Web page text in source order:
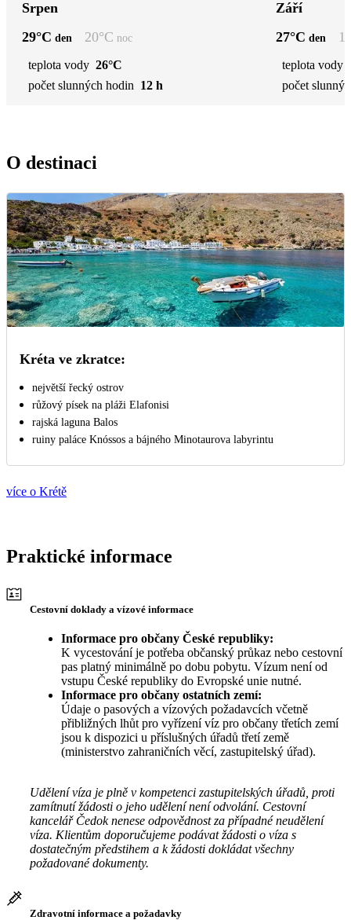
Srpen
29°C den 20°C noc
teplota vody 26°C
počet slunných hodin 12 h
Září
27°C den
teplota vody
počet
O destinaci
Kréta ve zkratce:
největší řecký ostrov
růžový písek na pláži Elafonisi
rajská laguna Balos
ruiny paláce Knóssos a bájného Minotaurova labyrintu
více o Krétě
Praktické informace
Cestovní doklady a vízové informace
Informace pro občany České republiky:
K vycestování je potřeba občanský průkaz nebo cestovní
pas platný minimálně po dobu pobytu. Vízum není od
vstupu České republiky do Evropské unie nutné.
Informace pro občany ostatních zemí:
Údaje o pasových a vízových požadavcích včetně
přibližných lhůt pro vyřízení víz pro občany třetích zemí
jsou k dispozici u příslušných úřadů třetí země
(ministerstvo zahraničních věcí, zastupitelský úřad).
Udělení víza je plně v kompetenci zastupitelských úřadů, proti
zamítnutí žádosti o jeho udělení není odvolání. Cestovní
kancelář Čedok nenese odpovědnost za případné neudělení
víza. Klientům doporučujeme podávat žádosti o víza s
dostatečným předstihem a k žádosti dokládat všechny
požadované dokumenty.
Zdravotní informace a požadavky